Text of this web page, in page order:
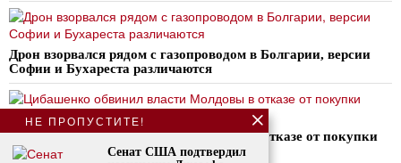
Дрон взорвался рядом с газопроводом в Болгарии, версии
Софии и Бухареста различаются
Цибашенко обвинил власти Молдовы в отказе от покупки
российского газа из-за «русофобии»
НЕ ПРОПУСТИТЕ!
Сенат США подтвердил